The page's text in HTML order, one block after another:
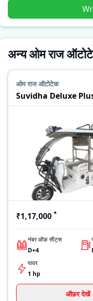
अन्य ओम राज
ओम राज ऑटोटेक
Suvidha Deluxe
₹1,17,000 *
नंबर ऑफ़ सीट्स
D+4
पावर
1 hp
ऑफ़र देखें